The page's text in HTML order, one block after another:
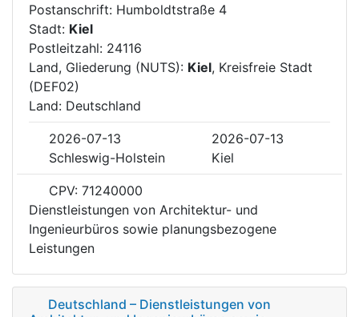
Postanschrift: Humboldtstraße 4
Stadt: Kiel
Postleitzahl: 24116
Land, Gliederung (NUTS): Kiel, Kreisfreie Stadt
(DEF02)
Land: Deutschland
2026-07-13
2026-07-13
Schleswig-Holstein
Kiel
CPV: 71240000
Dienstleistungen von Architektur- und
Ingenieurbüros sowie planungsbezogene
Leistungen
Deutschland – Dienstleistungen von